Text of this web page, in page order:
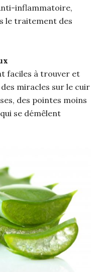
inflammatoire,
le traitement des
faciles à trouver et
miracles sur le cuir
des pointes moins
se démêlent